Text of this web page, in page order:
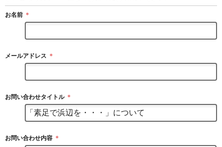
お名前 ＊
メールアドレス ＊
お問い合わせタイトル ＊
お問い合わせ内容 ＊